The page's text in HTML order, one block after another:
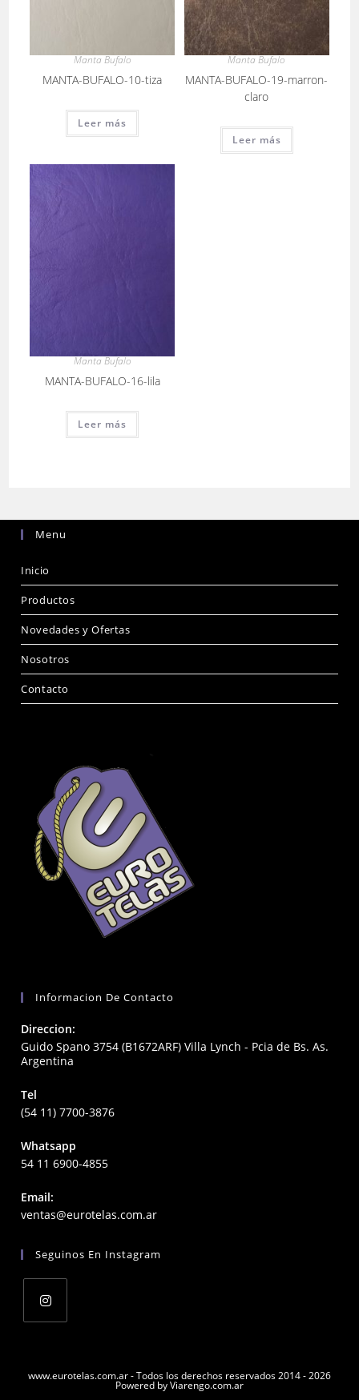
Manta Bufalo
MANTA-BUFALO-10-tiza
Leer más
Manta Bufalo
MANTA-BUFALO-19-marron-
claro
Leer más
Manta Bufalo
MANTA-BUFALO-16-lila
Leer más
Menu
Inicio
Productos
Novedades y Ofertas
Nosotros
Contacto
Informacion De Contacto
Direccion:
Guido Spano 3754 (B1672ARF) Villa Lynch - Pcia de Bs. As.
Argentina
Tel
(54 11) 7700-3876
Whatsapp
54 11 6900-4855
Email:
ventas@eurotelas.com.arOpens
application
Seguinos En Instagram
awww.eurotelas.com.ar - Todos los derechos reservados 2014 - 2026
Powered by Viarengo.com.ar